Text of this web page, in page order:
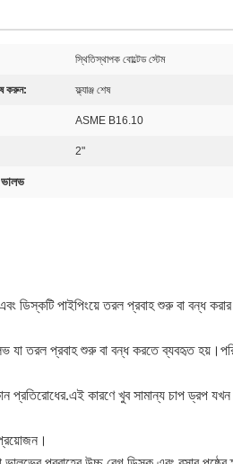
স্থিতিস্থাপক বোল্টেড স্টেম
করুন: ফ্ল্যাঞ্জ শেষ
ASME B16.10
2"
ভালভ
ডিস্কটি পাইপিংয়ে তরল প্রবাহ শুরু বা বন্ধ
যা তরল প্রবাহ শুরু বা বন্ধ করতে ব্যবহৃত
প্রতিরোধের.এই কারণে খুব সামান্য চাপ ড্রপ